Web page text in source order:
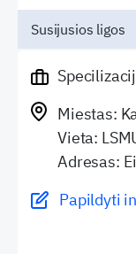
Susijusios ligos
Miestas:
Vieta:
Adresas:
Papildyti